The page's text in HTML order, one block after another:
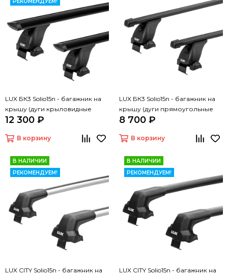
LUX БК3 Solio15n - багажник на
крышу (дуги крыловидные
черные 130 см)
12 300 ₽
В корзину
LUX БК3 Solio15n - багажник на
крышу (дуги прямоугольные
черные 130 см)
8 700 ₽
В корзину
В НАЛИЧИИ
РЕКОМЕНДУЕМ!
LUX CITY Solio15n - багажник на
В НАЛИЧИИ
РЕКОМЕНДУЕМ!
LUX CITY Solio15n - багажник на